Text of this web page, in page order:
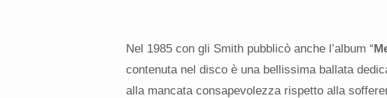
Nel 1985 con gli Smith pubblicò anche l’album “
contenuta nel disco è una bellissima ballata
alla mancata consapevolezza rispetto alla